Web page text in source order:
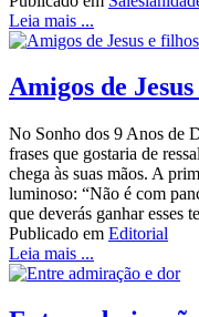
Leia mais ...
Amigos de
No Sonho dos 9 Anos de
frases que gostaria de
chega às suas mãos. A
luminoso: “Não é com
que deverás ganhar esses
Publicado em Editorial
Leia mais ...